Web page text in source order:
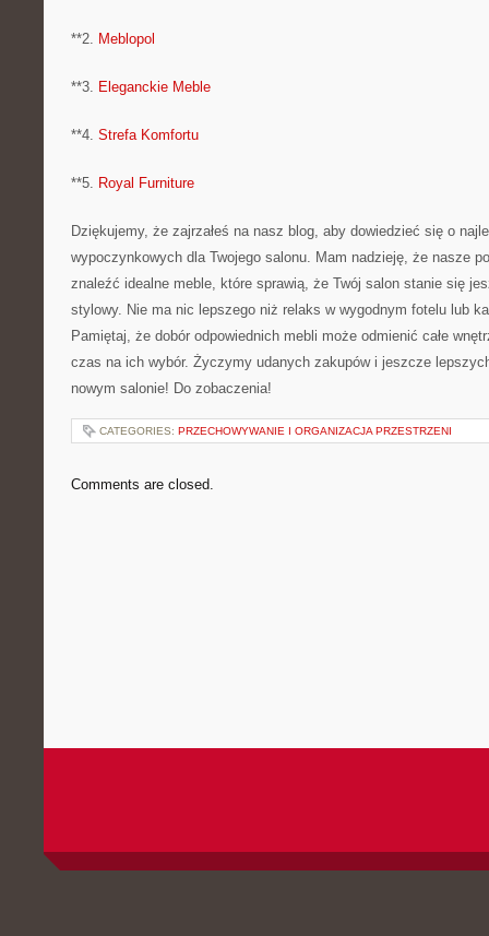
**2. Meblopol
**3. Eleganckie ‌Meble
**4. Strefa Komfortu
**5. Royal⁢ Furniture
Dziękujemy, że zajrzałeś na nasz blog, aby dowiedzieć się o
‍wypoczynkowych dla Twojego salonu.⁣ Mam nadzieję, że nasze
znaleźć idealne meble, które sprawią, że Twój⁤ salon stanie się
stylowy. ⁢Nie ma nic lepszego niż relaks w wygodnym fotelu lub
Pamiętaj, ⁢że dobór odpowiednich mebli‍ może odmienić⁤ całe
czas na ich⁣ wybór. Życzymy udanych zakupów i jeszcze
nowym ​salonie! Do ​zobaczenia!
CATEGORIES: PRZECHOWYWANIE I ORGANIZACJA PRZESTRZENI
Comments are closed.